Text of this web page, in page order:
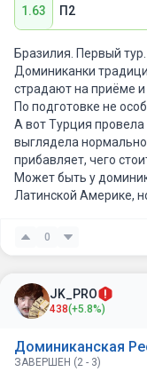
1.63 П2
Бразилия. Первый
Доминиканки
страдают на приёме и
По подготовке не
А вот Турция
выглядела
прибавляет, чего
Может быть у
Латинской Америке,
волейболисток. Да и
0
JK_PRO
438(+5.8%)
Доминиканская
ЗАВЕРШЕН (2 - 3)